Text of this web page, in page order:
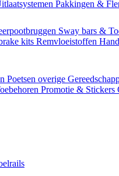
Pakkingen &
Sway bars &
kits Remvloeistoffen
Poetsen overige
Promotie & Stickers